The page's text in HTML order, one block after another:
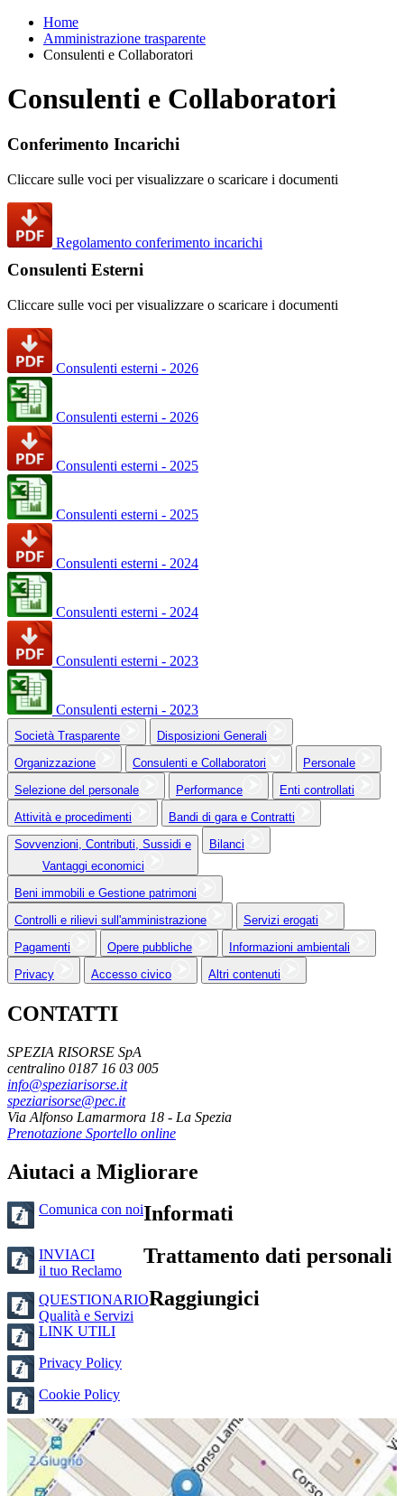
Home
Amministrazione trasparente
Consulenti e Collaboratori
Consulenti e Collaboratori
Conferimento Incarichi
Cliccare sulle voci per visualizzare o scaricare i documenti
Regolamento conferimento incarichi
Consulenti Esterni
Cliccare sulle voci per visualizzare o scaricare i documenti
Consulenti esterni - 2026
Consulenti esterni - 2026
Consulenti esterni - 2025
Consulenti esterni - 2025
Consulenti esterni - 2024
Consulenti esterni - 2024
Consulenti esterni - 2023
Consulenti esterni - 2023
Società Trasparente
Disposizioni Generali
Organizzazione
Consulenti e Collaboratori
Personale
Selezione del personale
Performance
Enti controllati
Attività e procedimenti
Bandi di gara e Contratti
Sovvenzioni, Contributi, Sussidi e
Vantaggi economici
Bilanci
Beni immobili e Gestione patrimoni
Controlli e rilievi sull'amministrazione
Servizi erogati
Pagamenti
Opere pubbliche
Informazioni ambientali
Privacy
Accesso civico Altri contenuti
CONTATTI
SPEZIA RISORSE SpA
centralino 0187 16 03 005
info@speziarisorse.it
speziarisorse@pec.it
Via Alfonso Lamarmora 18 - La Spezia
Prenotazione Sportello online
Aiutaci a Migliorare
Comunica con noi
INVIACI
il tuo Reclamo
QUESTIONARIO
Qualità e Servizi
Informati
LINK UTILI
Trattamento dati personali
Privacy Policy
Cookie Policy
Raggiungici